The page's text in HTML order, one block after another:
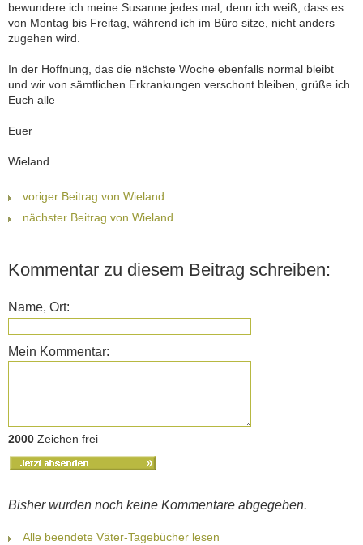
bewundere ich meine Susanne jedes mal, denn ich weiß, dass es
von Montag bis Freitag, während ich im Büro sitze, nicht anders
zugehen wird.
In der Hoffnung, das die nächste Woche ebenfalls normal bleibt
und wir von sämtlichen Erkrankungen verschont bleiben, grüße ich
Euch alle
Euer
Wieland
voriger Beitrag von Wieland
nächster Beitrag von Wieland
Kommentar zu diesem Beitrag schreiben:
Name, Ort:
Mein Kommentar:
2000 Zeichen frei
Bisher wurden noch keine Kommentare abgegeben.
Alle beendete Väter-Tagebücher lesen